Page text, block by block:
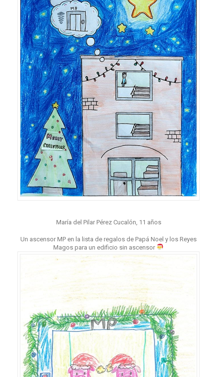
María del Pilar Pérez Cucalón, 11 años
Un ascensor MP en la lista de regalos de Papá Noel y los Reyes
Magos para un edificio sin ascensor